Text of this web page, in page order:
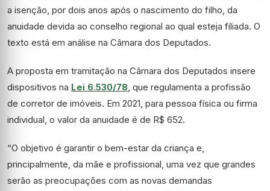
a isenção, por dois anos após o nascimento do filho, da
anuidade devida ao conselho regional ao qual esteja filiada. O
texto está em análise na Câmara dos Deputados.
A proposta em tramitação na Câmara dos Deputados insere
dispositivos na Lei 6.530/78, que regulamenta a profissão
de corretor de imóveis. Em 2021, para pessoa física ou firma
individual, o valor da anuidade é de R$ 652.
“O objetivo é garantir o bem-estar da criança e,
principalmente, da mãe e profissional, uma vez que grandes
serão as preocupações com as novas demandas